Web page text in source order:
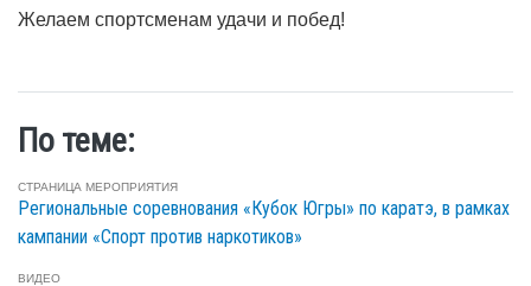
Желаем спортсменам удачи и побед!
По теме:
СТРАНИЦА МЕРОПРИЯТИЯ
Региональные соревнования «Кубок Югры» по каратэ, в рамках
кампании «Спорт против наркотиков»
ВИДЕО